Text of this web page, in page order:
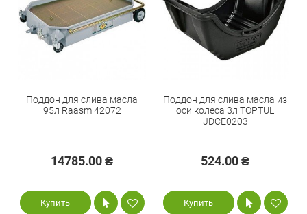
Поддон для слива масла
95л Raasm 42072
14785.00 ₴
Купить
Поддон для слива масла из
оси колеса 3л TOPTUL
JDCE0203
524.00 ₴
Купить